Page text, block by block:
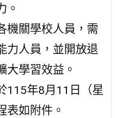
。
機關學校人員，需
力人員，並開放退
大學習效益。
115年8月11日（星
表如附件。